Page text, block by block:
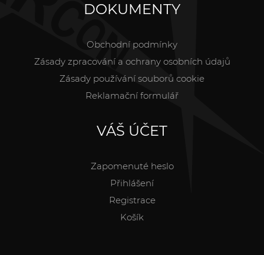
DOKUMENTY
Obchodní podmínky
Zásady zpracování a ochrany osobních údajů
Zásady používání souborů cookie
Reklamační formulář
VÁŠ ÚČET
Zapomenuté heslo
Přihlášení
Registrace
Košík